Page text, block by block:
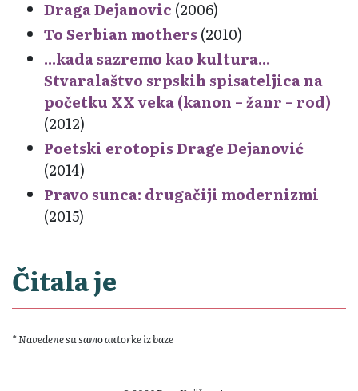
Draga Dejanovic (2006)
To Serbian mothers (2010)
...kada sazremo kao kultura...
Stvaralaštvo srpskih spisateljica na
početku XX veka (kanon – žanr – rod)
(2012)
Poetski erotopis Drage Dejanović
(2014)
Pravo sunca: drugačiji modernizmi
(2015)
Čitala je
* Navedene su samo autorke iz baze